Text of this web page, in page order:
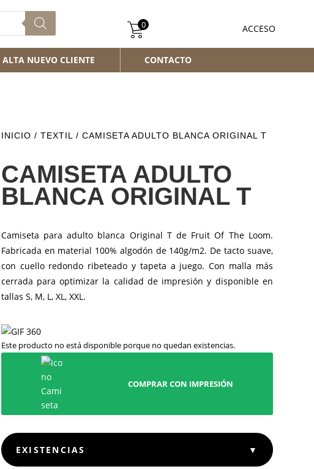
ACCESO
0
ALTA NUEVO CLIENTE CONTACTO
INICIO / TEXTIL / CAMISETA ADULTO BLANCA ORIGINAL T
CAMISETA ADULTO
BLANCA ORIGINAL T
Camiseta para adulto blanca Original T de Fruit Of The Loom.
Fabricada en material 100% algodón de 140g/m2. De tacto suave,
con cuello redondo ribeteado y tapeta a juego. Con malla más
cerrada para optimizar la calidad de impresión y disponible en
tallas S, M, L, XL, XXL.
Este producto no está disponible porque no quedan existencias.
COMPRAR CON IMPRESIÓN
EXISTENCIAS ▼